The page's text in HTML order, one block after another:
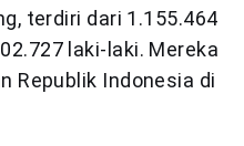
terdiri dari 1.155.464
laki-laki. Mereka
Republik Indonesia di